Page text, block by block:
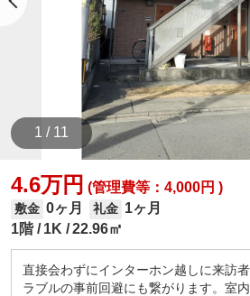
1 / 11
4.6万円 (管理費等：4,000円 )
敷金 0ヶ月 礼金 1ヶ月
1階
1K 22.96㎡
直接会わずにインターホン越しに来訪
ラブルの事前回避にも繋がります。室